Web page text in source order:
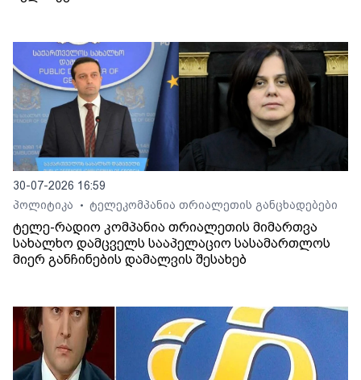
30-07-2026 16:59
პოლიტიკა
• ტელეკომპანია თრიალეთის განცხადებები
ტელე-რადიო კომპანია თრიალეთის მიმართვა
სახალხო დამცველს სააპელაციო სასამართლოს
მიერ განჩინების დამალვის შესახებ